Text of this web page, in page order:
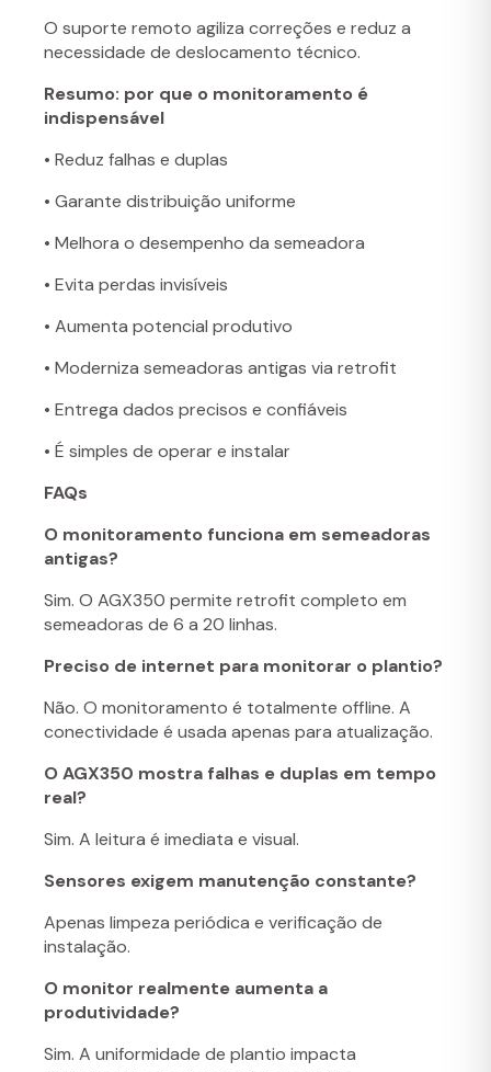
O suporte remoto agiliza correções e reduz a
necessidade de deslocamento técnico.
Resumo: por que o monitoramento é
indispensável
• Reduz falhas e duplas
• Garante distribuição uniforme
• Melhora o desempenho da semeadora
• Evita perdas invisíveis
• Aumenta potencial produtivo
• Moderniza semeadoras antigas via retrofit
• Entrega dados precisos e confiáveis
• É simples de operar e instalar
FAQs
O monitoramento funciona em semeadoras
antigas?
Sim. O AGX350 permite retrofit completo em
semeadoras de 6 a 20 linhas.
Preciso de internet para monitorar o plantio?
Não. O monitoramento é totalmente offline. A
conectividade é usada apenas para atualização.
O AGX350 mostra falhas e duplas em tempo
real?
Sim. A leitura é imediata e visual.
Sensores exigem manutenção constante?
Apenas limpeza periódica e verificação de
instalação.
O monitor realmente aumenta a
produtividade?
Sim. A uniformidade de plantio impacta